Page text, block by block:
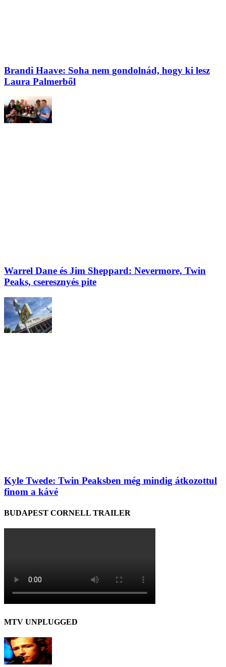
Brandi Haave: Soha nem gondolnád, hogy ki lesz
Laura Palmerből
Warrel Dane és Jim Sheppard: Nevermore, Twin
Peaks, cseresznyés pite
Kyle Twede: Twin Peaksben még mindig átkozottul
finom a kávé
BUDAPEST CORNELL TRAILER
MTV UNPLUGGED